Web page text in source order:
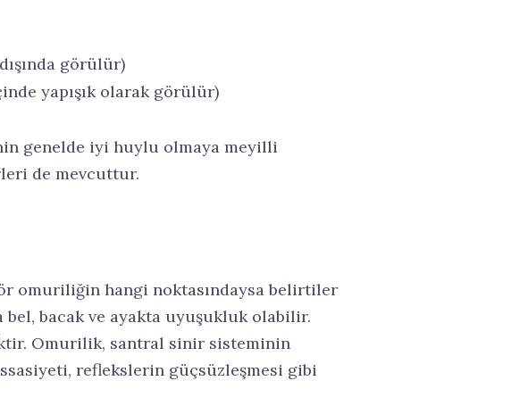
görülür)
yapışık olarak görülür)
genelde iyi huylu olmaya meyilli
de mevcuttur.
omuriliğin hangi noktasındaysa belirtiler
bacak ve ayakta uyuşukluk olabilir.
Omurilik, santral sinir sisteminin
reflekslerin güçsüzleşmesi gibi